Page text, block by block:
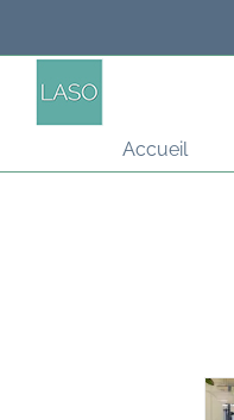
contenu
Accueil